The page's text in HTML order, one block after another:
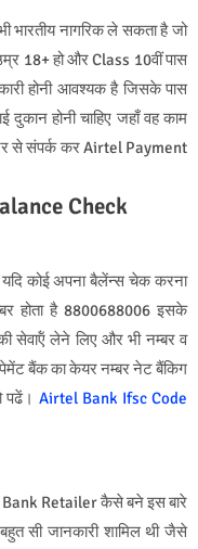
भारतीय नागरिक ले सकता है जो
18+ हो और Class 10वीं पास
होनी आवश्यक है जिसके पास
होनी चाहिए जहाँ वह काम
से संपर्क कर Airtel Payment
Check
कोई अपना बैलेंन्‍स चेक करना
होता है 8800688006 इसके
सेवाऍं लेने लिए और भी नम्‍बर व
बैंक का केयर नम्‍बर नेट बैंकिग
पढें। Airtel Bank Ifsc Code
Retailer कैसे बने इस बारे
सी जानकारी शामिल थी जैसे